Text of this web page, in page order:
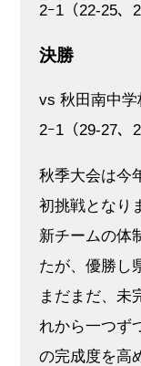
2ｰ1（22-25、
決勝
vs 秋田南中学
2ｰ1（29-27、
秋季大会は今
初挑戦となり
新チームの体
たが、優勝し
まだまだ、未
れから一つず
の完成度を高